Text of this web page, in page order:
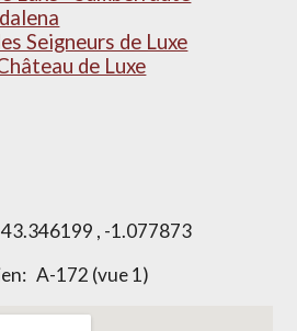
Seigneurs de Luxe
de Luxe
43.346199 , -1.077873
A-172 (vue 1)